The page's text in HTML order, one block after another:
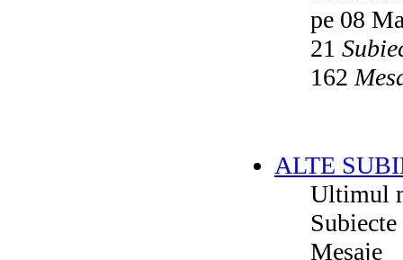
pe 08
21
162
ALTE
Ultimul
Subiecte
Mesaje